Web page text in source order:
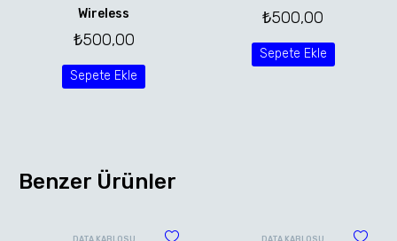
Wireless
₺500,00
Sepete Ekle
₺500,00
Sepete Ekle
Benzer Ürünler
DATA KABLOSU DATA KABLOSU